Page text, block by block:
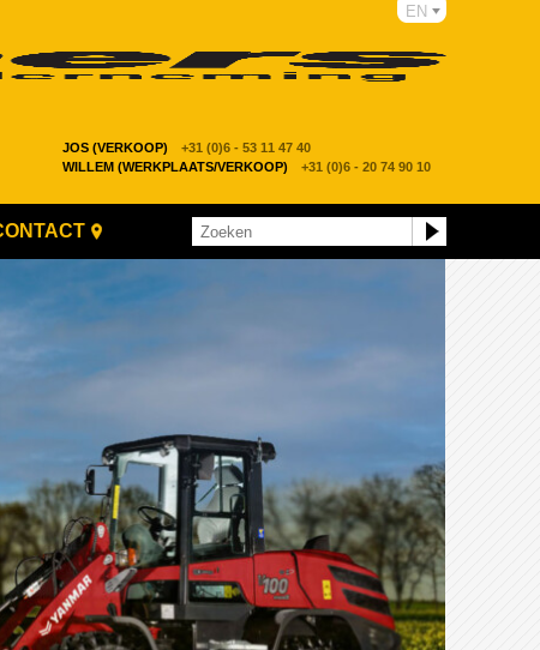
JOS (VERKOOP)
+31 (0)6 - 53 11 47 40
WILLEM (WERKPLAATS/VERKOOP) +31 (0)6 - 20 74 90 10
EN